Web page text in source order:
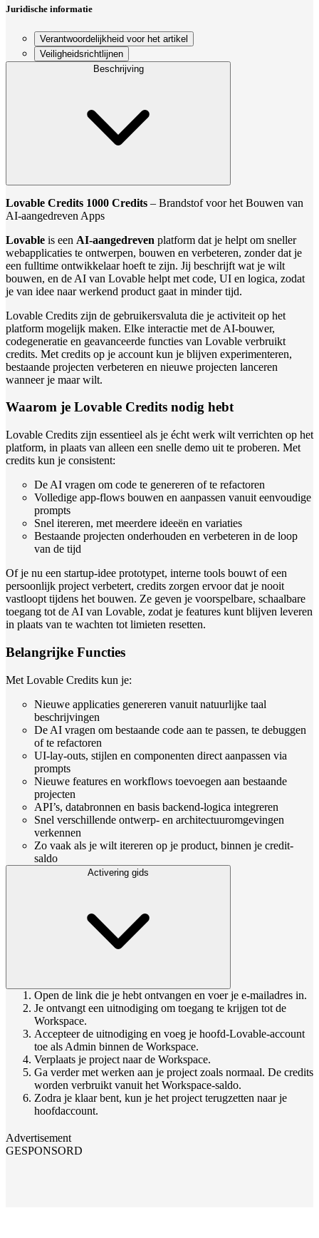
Juridische informatie
Verantwoordelijkheid voor het artikel
Veiligheidsrichtlijnen
Beschrijving
Lovable Credits 1000 Credits – Brandstof voor het Bouwen van
AI-aangedreven Apps
Lovable is een AI-aangedreven platform dat je helpt om sneller
webapplicaties te ontwerpen, bouwen en verbeteren, zonder dat je
een fulltime ontwikkelaar hoeft te zijn. Jij beschrijft wat je wilt
bouwen, en de AI van Lovable helpt met code, UI en logica, zodat
je van idee naar werkend product gaat in minder tijd.
Lovable Credits zijn de gebruikersvaluta die je activiteit op het
platform mogelijk maken. Elke interactie met de AI-bouwer,
codegeneratie en geavanceerde functies van Lovable verbruikt
credits. Met credits op je account kun je blijven experimenteren,
bestaande projecten verbeteren en nieuwe projecten lanceren
wanneer je maar wilt.
Waarom je Lovable Credits nodig hebt
Lovable Credits zijn essentieel als je écht werk wilt verrichten op het
platform, in plaats van alleen een snelle demo uit te proberen. Met
credits kun je consistent:
De AI vragen om code te genereren of te refactoren
Volledige app-flows bouwen en aanpassen vanuit eenvoudige
prompts
Snel itereren, met meerdere ideeën en variaties
Bestaande projecten onderhouden en verbeteren in de loop
van de tijd
Of je nu een startup-idee prototypet, interne tools bouwt of een
persoonlijk project verbetert, credits zorgen ervoor dat je nooit
vastloopt tijdens het bouwen. Ze geven je voorspelbare, schaalbare
toegang tot de AI van Lovable, zodat je features kunt blijven leveren
in plaats van te wachten tot limieten resetten.
Belangrijke Functies
Met Lovable Credits kun je:
Nieuwe applicaties genereren vanuit natuurlijke taal
beschrijvingen
De AI vragen om bestaande code aan te passen, te debuggen
of te refactoren
UI-lay-outs, stijlen en componenten direct aanpassen via
prompts
Nieuwe features en workflows toevoegen aan bestaande
projecten
API’s, databronnen en basis backend-logica integreren
Snel verschillende ontwerp- en architectuuromgevingen
verkennen
Zo vaak als je wilt itereren op je product, binnen je credit-
saldo
Activering gids
Open de link die je hebt ontvangen en voer je e-mailadres in.
Je ontvangt een uitnodiging om toegang te krijgen tot de
Workspace.
Accepteer de uitnodiging en voeg je hoofd-Lovable-account
toe als Admin binnen de Workspace.
Verplaats je project naar de Workspace.
Ga verder met werken aan je project zoals normaal. De credits
worden verbruikt vanuit het Workspace-saldo.
Zodra je klaar bent, kun je het project terugzetten naar je
hoofdaccount.
Advertisement
GESPONSORD